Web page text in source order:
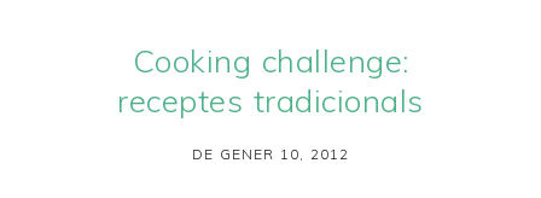
Cooking challenge:
receptes tradicionals
DE GENER 10, 2012